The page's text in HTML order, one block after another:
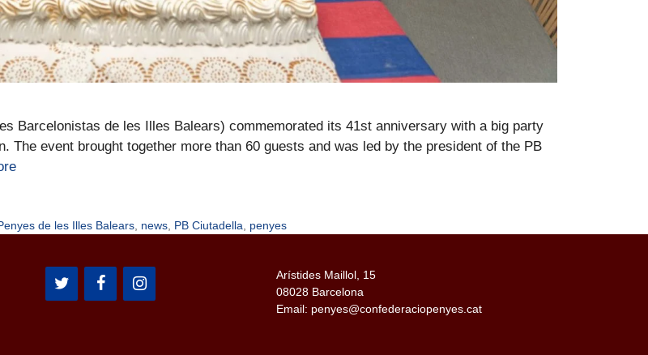
Barcelonistas de les Illes Balears) commemorated its 41st anniversary with a big party
The event brought together more than 60 guests and was led by the president of the PB
de les Illes Balears news PB Ciutadella penyes
Arístides Maillol, 15
08028 Barcelona
Email: penyes@confederaciopenyes.cat